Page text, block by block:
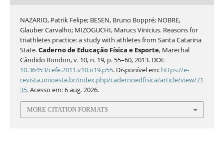
NAZARIO, Patrik Felipe; BESEN, Bruno Boppré; NOBRE,
Glauber Carvalho; MIZOGUCHI, Marucs Vinicius. Reasons for
triathletes practice: a study with athletes from Santa Catarina
State.Caderno de Educação Física e Esporte, Marechal
Cândido Rondon, v. 10, n. 19, p. 55–60, 2013. DOI:
10.36453/cefe.2011.v10.n19.p55. Disponível em: https://e-
revista.unioeste.br/index.php/cadernoedfisica/article/view/71
35. Acesso em: 6 aug. 2026.
MORE CITATION FORMATS